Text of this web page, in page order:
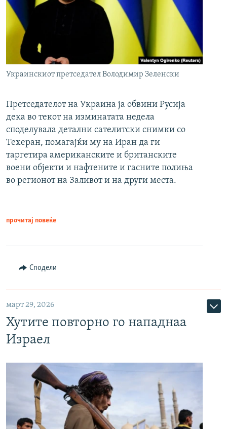
Украинскиот претседател Володимир Зеленски
Претседателот на Украина ја обвини Русија
дека во текот на изминатата недела
споделувала детални сателитски снимки со
Техеран, помагајќи му на Иран да ги
таргетира американските и британските
воени објекти и нафтените и гасните полиња
во регионот на Заливот и на други места.
прочитај повеќе
Сподели
март 29, 2026
Хутите повторно го нападнаа
Израел